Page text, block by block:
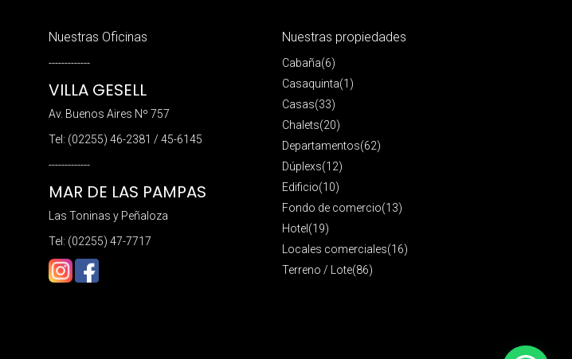
Nuestras Oficinas
-------------
VILLA GESELL
Av. Buenos Aires Nº 757
Tel: (02255) 46-2381 / 45-6145
-------------
MAR DE LAS PAMPAS
Las Toninas y Peñaloza
Tel: (02255) 47-7717
Nuestras propiedades
Cabaña(6)
Casaquinta(1)
Casas(33)
Chalets(20)
Departamentos(62)
Dúplexs(12)
Edificio(10)
Fondo de comercio(13)
Hotel (19)
Locales comerciales(16)
Terreno / Lote(86)